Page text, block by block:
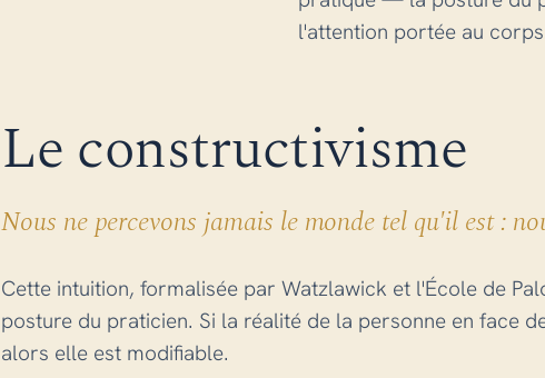
l'attention portée au
Le constructivisme
Nous ne percevons jamais le monde tel qu'il est :
Cette intuition, formalisée par Watzlawick et l'École de
posture du praticien. Si la réalité de la personne en face
alors elle est modifiable.